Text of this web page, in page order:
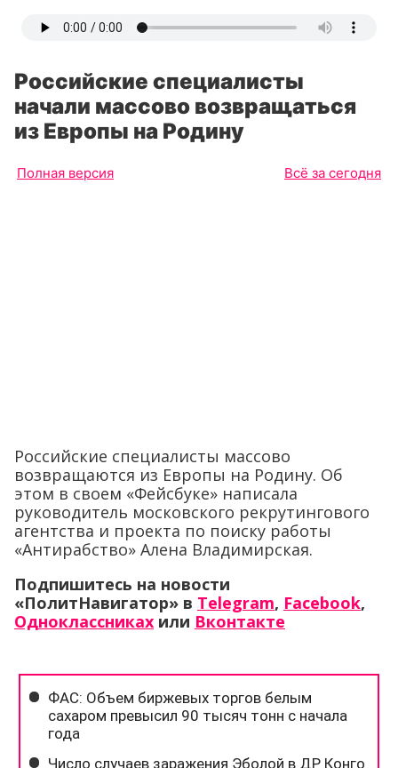
Российские специалисты
начали массово возвращаться
из Европы на Родину
Полная версия Всё за сегодня
Российские специалисты массово
возвращаются из Европы на Родину. Об
этом в своем «Фейсбуке» написала
руководитель московского рекрутингового
агентства и проекта по поиску работы
«Антирабство» Алена Владимирская.
Подпишитесь на новости
«ПолитНавигатор» в Telegram, Facebook,
Одноклассниках или Вконтакте